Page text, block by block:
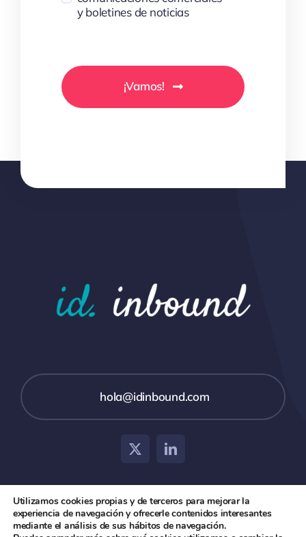
y boletines de noticias
¡Vamos!
hola@idinbound.com
© 2026 id inbound •Aviso Legal•Política de Privacidad
Utilizamos cookies propias y de terceros para mejorar la
experiencia de navegación y ofrecerle contenidos interesantes
mediante el análisis de sus hábitos de navegación.